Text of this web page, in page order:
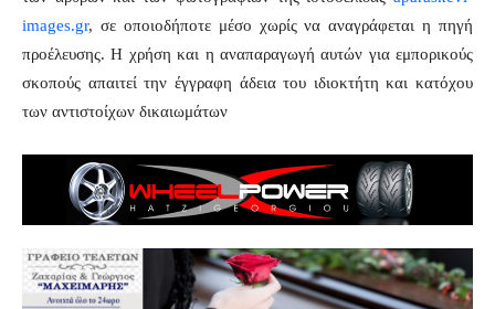
images.gr, σε οποιοδήποτε μέσο χωρίς να αναγράφεται η πηγή
προέλευσης. Η χρήση και η αναπαραγωγή αυτών για εμπορικούς
σκοπούς απαιτεί την έγγραφη άδεια του ιδιοκτήτη και κατόχου
των αντιστοίχων δικαιωμάτων